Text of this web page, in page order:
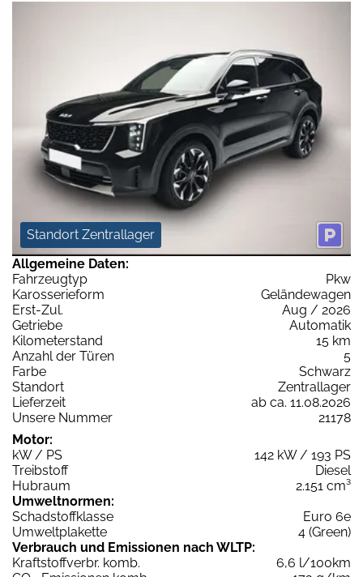
Standort Zentrallager
Allgemeine Daten:
Fahrzeugtyp
Pkw
Karosserieform
Geländewagen
Erst-Zul.
Aug / 2026
Getriebe
Automatik
Kilometerstand
15 km
Anzahl der Türen
5
Farbe
Schwarz
Standort
Zentrallager
Lieferzeit
ab ca. 11.08.2026
Unsere Nummer
21178
Motor:
kW / PS
142 kW / 193 PS
Treibstoff
Diesel
Hubraum
2.151 cm³
Umweltnormen:
Schadstoffklasse
Euro 6e
Umweltplakette
4 (Green)
Verbrauch und Emissionen nach WLTP:
Kraftstoffverbr. komb.
6,6 l/100km